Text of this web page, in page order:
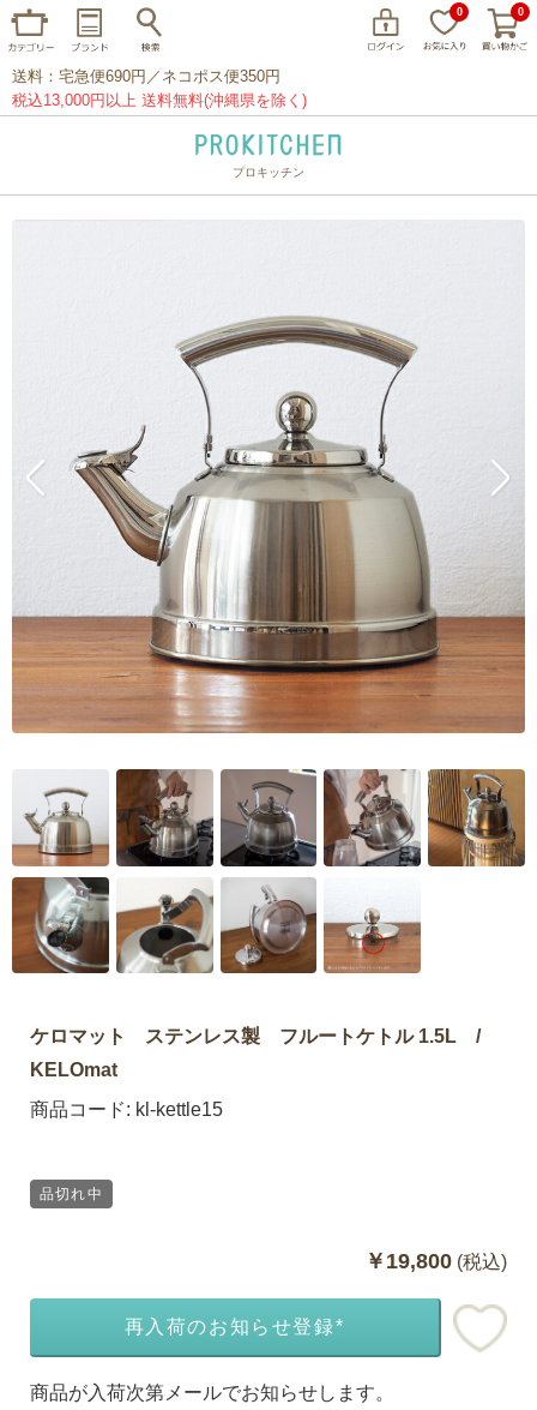
0 0
プロキッチンオリジナル 山田工業所
マリメッコ 柳宗理
閉じる
送料：宅急便690円／ネコポス便350円
税込13,000円以上 送料無料(沖縄県を除く)
プロキッチン
ケロマット ステンレス製 フルートケトル 1.5L /
KELOmat
商品コード: kl-kettle15
品切れ中
￥19,800 (税込)
再入荷のお知らせ登録*
商品が入荷次第メールでお知らせします。